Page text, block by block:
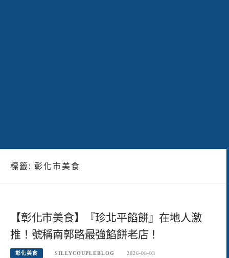
標籤: 彰化市美食
【彰化市美食】『珍北平餡餅』在地人激
推！號稱南郭路最強餡餅老店！
彰化美食 SILLYCOUPLEBLOG 2026-08-03